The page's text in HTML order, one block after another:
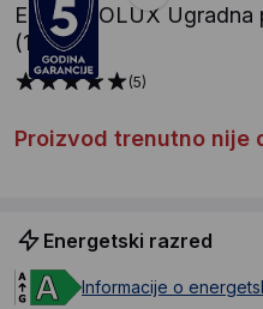
ELECTROLUX
(19032)
(5)
Proizvod trenutno nije
Energetski razred
Informacije o